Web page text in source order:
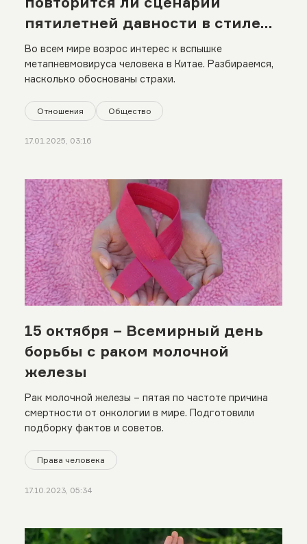
пятилетней давности в стиле
Covid-19?
Во всем мире возрос интерес к вспышке
метапневмовируса человека в Китае. Разбираемся,
насколько обоснованы страхи.
Отношения Общество
17.01.2025, 03:16
15 октября – Всемирный день
борьбы с раком молочной
железы
Рак молочной железы – пятая по частоте причина
смертности от онкологии в мире. Подготовили
подборку фактов и советов.
Права человека
17.10.2023, 05:34